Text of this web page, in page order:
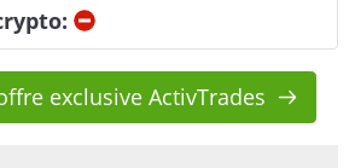
Non
exclusive ActivTrades